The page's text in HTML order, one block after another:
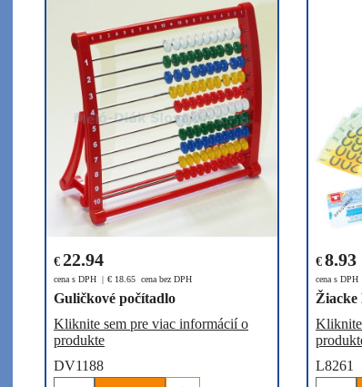
€ 22.94
cena s DPH € 18.65 cena bez DPH
Guličkové počítadlo
Kliknite sem pre viac informácií o
produkte
DV1188
€ 8.93
cena s DPH
Žiacke
Kliknite
L8261